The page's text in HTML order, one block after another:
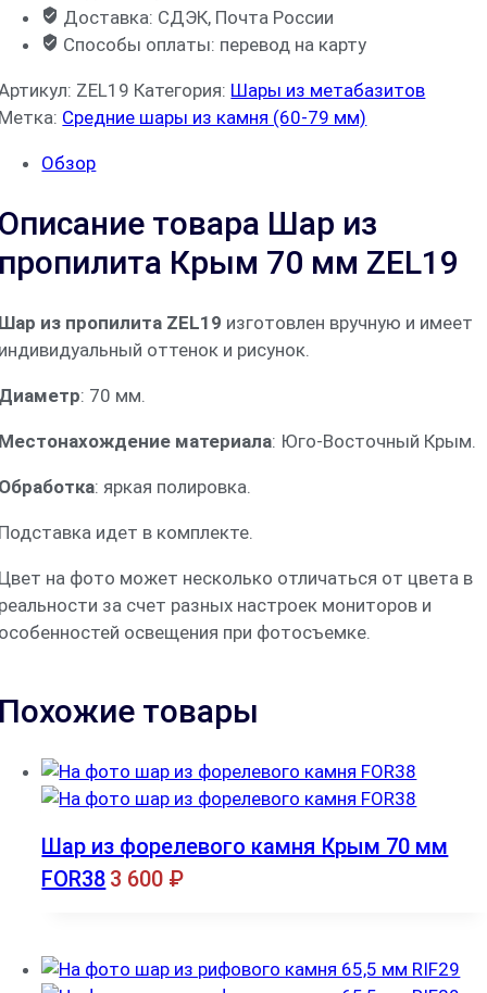
Доставка: СДЭК, Почта России
Способы оплаты: перевод на карту
ZEL19 Категория: Шары из метабазитов
Средние шары из камня (60-79 мм)
Обзор
товара Шар из
Крым 70 мм ZEL19
из пропилита ZEL19 изготовлен вручную и имеет
оттенок и рисунок.
: 70 мм.
материала: Юго-Восточный Крым.
: яркая полировка.
идет в комплекте.
на фото может несколько отличаться от цвета в
за счет разных настроек мониторов и
освещения при фотосъемке.
товары
Шар из форелевого камня Крым 70 мм
FOR38 3 600 ₽